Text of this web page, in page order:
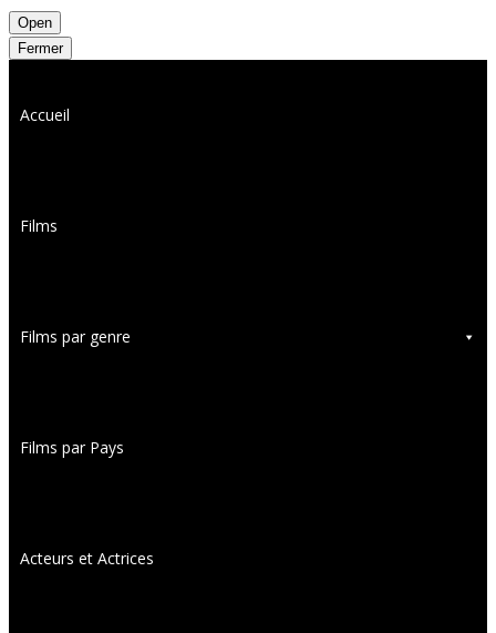
Open
Fermer
Accueil
Films
Films par genre
Films par Pays
Acteurs et Actrices